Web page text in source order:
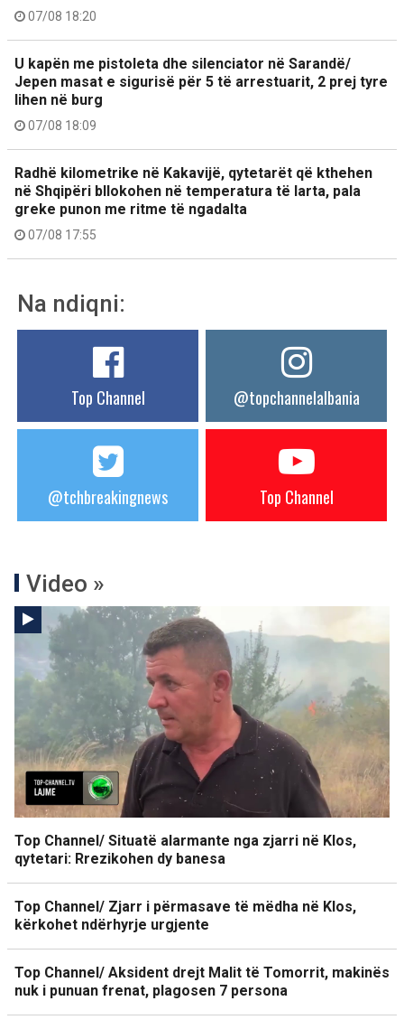
07/08 18:20
U kapën me pistoleta dhe silenciator në Sarandë/
Jepen masat e sigurisë për 5 të arrestuarit, 2 prej tyre
lihen në burg
07/08 18:09
Radhë kilometrike në Kakavijë, qytetarët që kthehen
në Shqipëri bllokohen në temperatura të larta, pala
greke punon me ritme të ngadalta
07/08 17:55
Na ndiqni:
Top Channel @topchannelalbania
@tchbreakingnews Top Channel
Video »
Top Channel/ Situatë alarmante nga zjarri në Klos,
qytetari: Rrezikohen dy banesa
Top Channel/ Zjarr i përmasave të mëdha në Klos,
kërkohet ndërhyrje urgjente
Top Channel/ Aksident drejt Malit të Tomorrit, makinës
nuk i punuan frenat, plagosen 7 persona